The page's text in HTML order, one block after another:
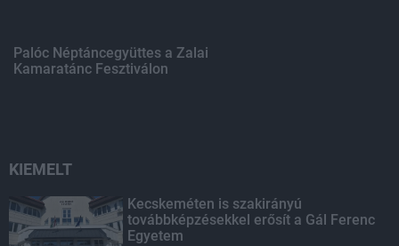
Palóc Néptáncegyüttes a Zalai
Kamaratánc Fesztiválon
KIEMELT
Kecskeméten is szakirányú
továbbképzésekkel erősít a Gál Ferenc
Egyetem